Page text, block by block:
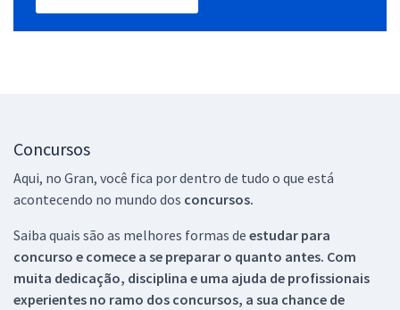
Concursos
Aqui, no Gran, você fica por dentro de tudo o que está
acontecendo no mundo dos concursos.
Saiba quais são as melhores formas de estudar para
concurso e comece a se preparar o quanto antes. Com
muita dedicação, disciplina e uma ajuda de profissionais
experientes no ramo dos concursos, a sua chance de